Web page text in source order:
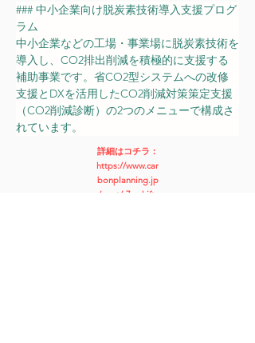
### 中小企業向け脱炭素技術導入支援プログ
ラム
中小企業などの工場・事業場に脱炭素技術を
導入し、CO2排出削減を積極的に支援する
補助事業です。省CO2型システムへの改修
支援とDXを活用したCO2削減対策策定支援
（CO2削減診断）の2つのメニューで構成さ
れています。
詳細はコチラ：
https://www.car
bonplanning.jp
/post/r7s-shift-